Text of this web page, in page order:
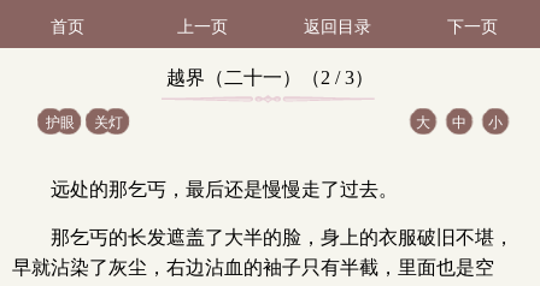
首页 上一页 返回目录 下一页
越界（二十一）（2 / 3）
护眼 关灯 大 中 小
远处的那乞丐，最后还是慢慢走了过去。
那乞丐的长发遮盖了大半的脸，身上的衣服破旧不堪，
早就沾染了灰尘，右边沾血的袖子只有半截，里面也是空